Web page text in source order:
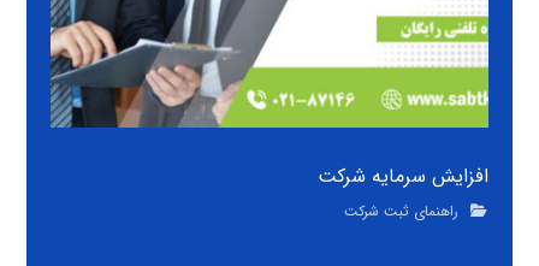
افزایش سرمایه شرکت
راهنمای ثبت شرکت